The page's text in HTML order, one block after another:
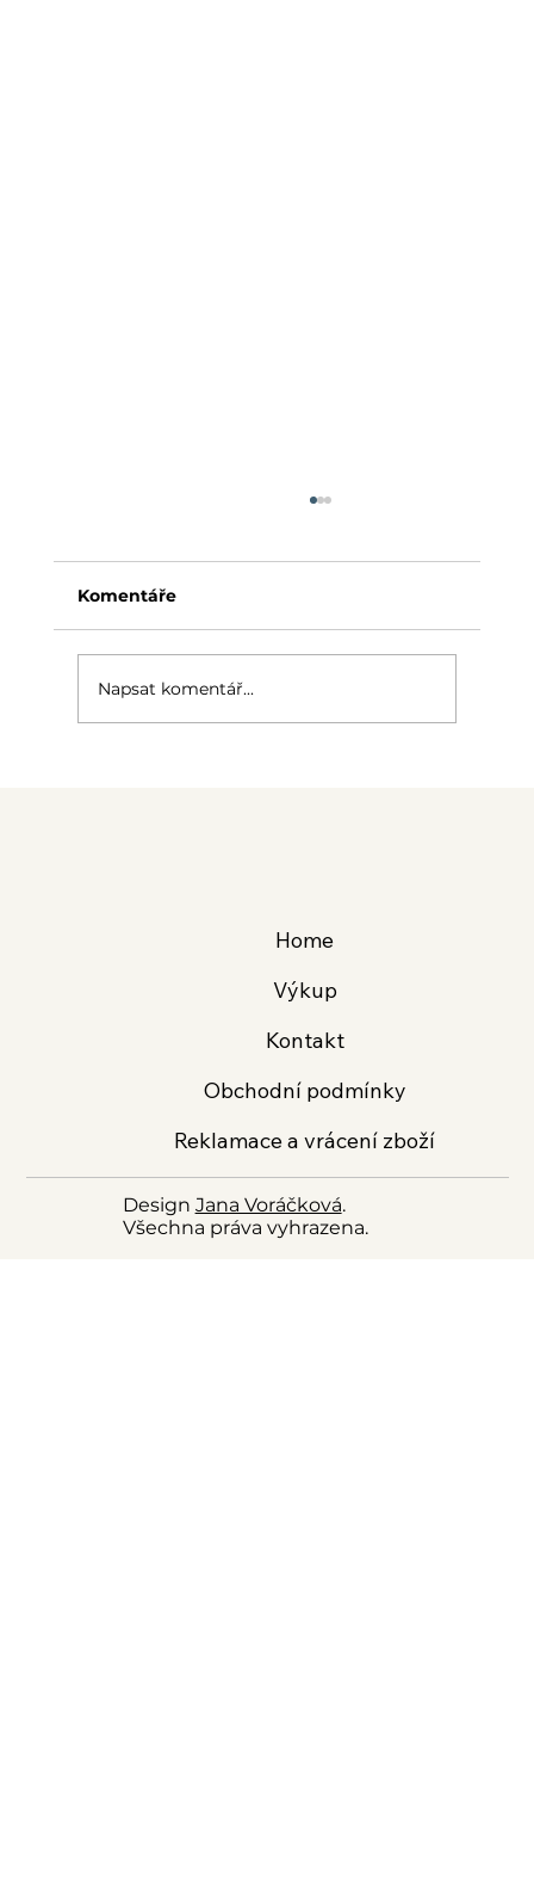
Komentáře
Napsat komentář...
Home
Výkup
Kontakt
Obchodní podmínky
Reklamace a vrácení zboží
Design Jana Voráčková.
Všechna práva vyhrazena.